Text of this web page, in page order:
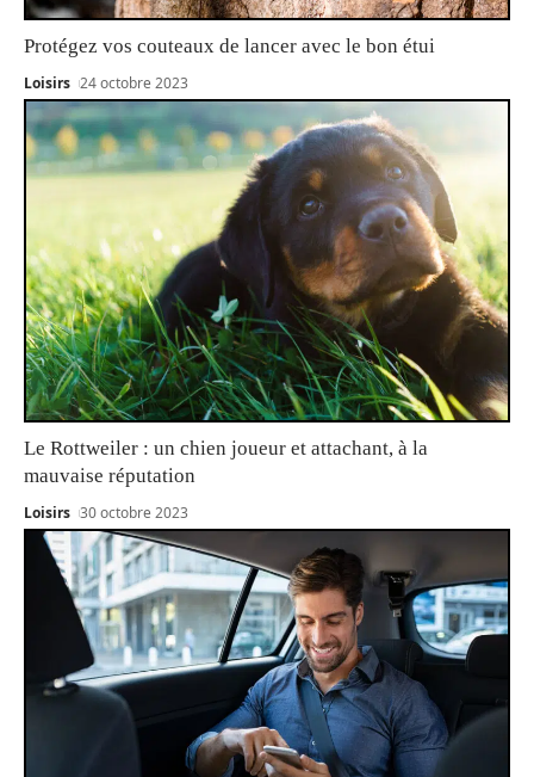
Protégez vos couteaux de lancer avec le bon étui
Loisirs 24 octobre 2023
Le Rottweiler : un chien joueur et attachant, à la
mauvaise réputation
Loisirs 30 octobre 2023